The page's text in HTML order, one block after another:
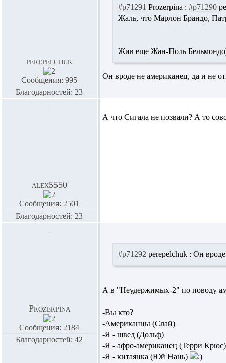
perepelchuk
Сообщения: 995
Благодарностей: 23
#p71291 Prozerpina : #p71290
Жаль, что Марлон Брандо,
Жив еще Жан-Поль
Он вроде не американец, да и не
alex5550
Сообщения: 2501
Благодарностей: 23
А что Сигала не позвали? А то
Prozerpina
Сообщения: 2184
Благодарностей: 42
#p71292 perepelchuk : Он
А в "Неудержимых-2" по поводу
-Вы кто?
-Американцы (Слай)
-Я - швед (Дольф)
-Я - афро-американец (Терри Крюс)
-Я - китаянка (Юй Нань)